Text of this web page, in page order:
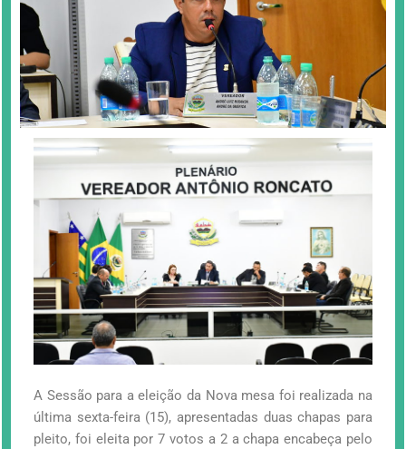
A Sessão para a eleição da Nova mesa foi realizada na
última sexta-feira (15), apresentadas duas chapas para
pleito, foi eleita por 7 votos a 2 a chapa encabeça pelo